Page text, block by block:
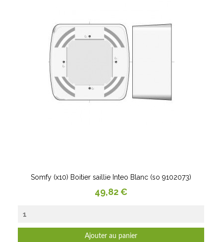
Somfy (x10) Boitier saillie Inteo Blanc (so 9102073)
Prix
49,82 €
Ajouter au panier